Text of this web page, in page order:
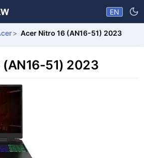
EN
Acer Nitro 16 (AN16-51) 2023
(AN16-51) 2023